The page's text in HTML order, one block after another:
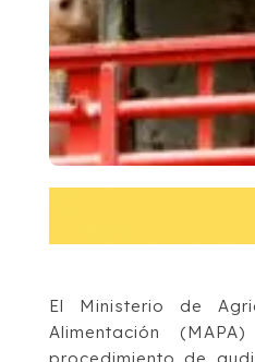
El Ministerio de
Alimentación
procedimiento de